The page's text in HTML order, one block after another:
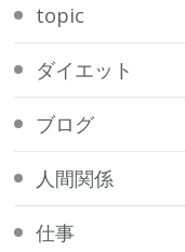
す
topic
ダイエット
ブログ
人間関係
仕事